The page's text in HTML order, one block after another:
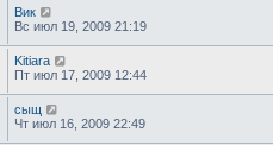
Вик
Вс июл 19, 2009 21:19
Kitiara
Пт июл 17, 2009 12:44
сыщ
Чт июл 16, 2009 22:49